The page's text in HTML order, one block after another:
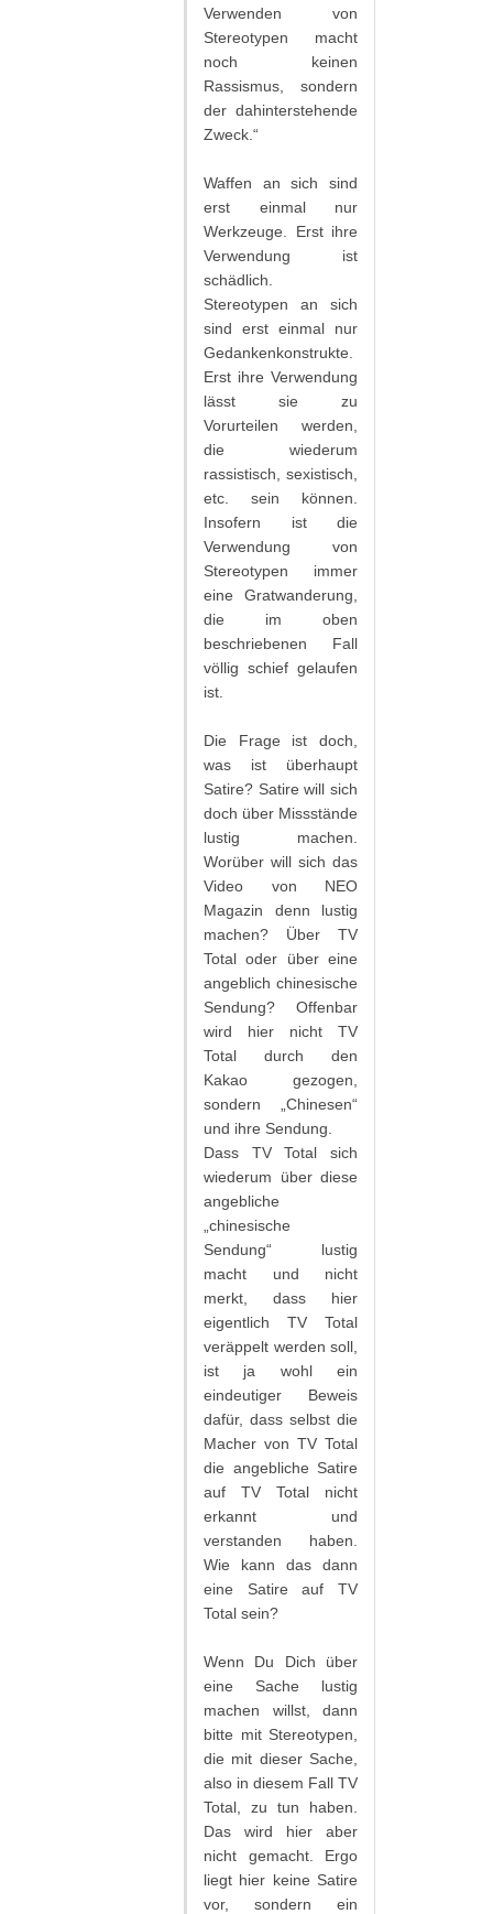
Verwenden von
Stereotypen macht
noch keinen
Rassismus, sondern
der dahinterstehende
Zweck.“
Waffen an sich sind
erst einmal nur
Werkzeuge. Erst ihre
Verwendung ist
schädlich.
Stereotypen an sich
sind erst einmal nur
Gedankenkonstrukte.
Erst ihre Verwendung
lässt sie zu
Vorurteilen werden,
die wiederum
rassistisch, sexistisch,
etc. sein können.
Insofern ist die
Verwendung von
Stereotypen immer
eine Gratwanderung,
die im oben
beschriebenen Fall
völlig schief gelaufen
ist.
Die Frage ist doch,
was ist überhaupt
Satire? Satire will sich
doch über Missstände
lustig machen.
Worüber will sich das
Video von NEO
Magazin denn lustig
machen? Über TV
Total oder über eine
angeblich chinesische
Sendung? Offenbar
wird hier nicht TV
Total durch den
Kakao gezogen,
sondern „Chinesen“
und ihre Sendung.
Dass TV Total sich
wiederum über diese
angebliche
„chinesische
Sendung“ lustig
macht und nicht
merkt, dass hier
eigentlich TV Total
veräppelt werden soll,
ist ja wohl ein
eindeutiger Beweis
dafür, dass selbst die
Macher von TV Total
die angebliche Satire
auf TV Total nicht
erkannt und
verstanden haben.
Wie kann das dann
eine Satire auf TV
Total sein?
Wenn Du Dich über
eine Sache lustig
machen willst, dann
bitte mit Stereotypen,
die mit dieser Sache,
also in diesem Fall TV
Total, zu tun haben.
Das wird hier aber
nicht gemacht. Ergo
liegt hier keine Satire
vor, sondern ein